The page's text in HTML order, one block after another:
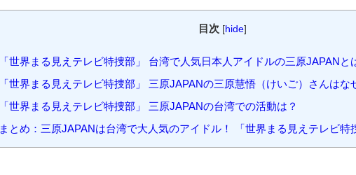
目次 [hide]
「世界まる見えテレビ特捜部」 台湾で人気日本人アイドルの三原JAPANと
「世界まる見えテレビ特捜部」 三原JAPANの三原慧悟（けいご）さんはな
「世界まる見えテレビ特捜部」 三原JAPANの台湾での活動は？
まとめ：三原JAPANは台湾で大人気のアイドル！ 「世界まる見えテレビ特